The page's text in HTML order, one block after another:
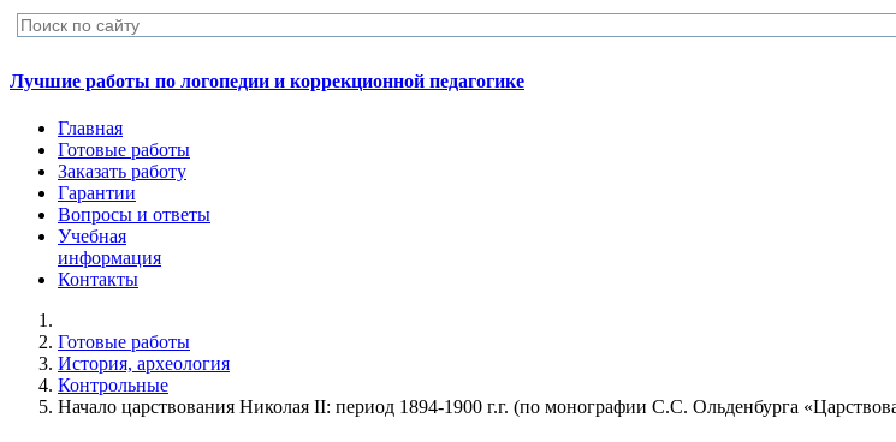
Лучшие работы по логопедии и коррекционной педагогике
Главная
Готовые работы
Заказать работу
Гарантии
Вопросы и ответы
Учебная
информация
Контакты
Готовые работы
История, археология
Контрольные
Начало царствования Николая II: период 1894-1900 г.г. (по монографии С.С. Ольденбурга